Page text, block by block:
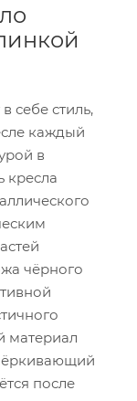
себе стиль,
каждый
в
кресла
чёрного
материал
после